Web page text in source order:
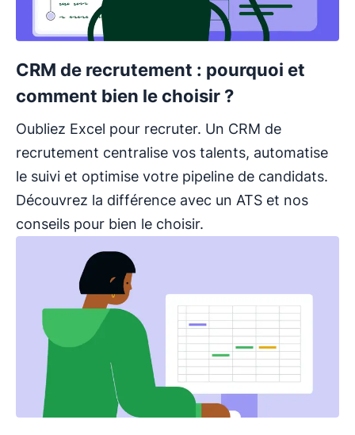
CRM de recrutement : pourquoi et
comment bien le choisir ?
Oubliez Excel pour recruter. Un CRM de
recrutement centralise vos talents, automatise
le suivi et optimise votre pipeline de candidats.
Découvrez la différence avec un ATS et nos
conseils pour bien le choisir.